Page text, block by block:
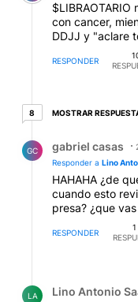
con cancer,
DDJJ y "aclare
RESPONDER
88 respuestas más
MOSTRAR
GC gabriel casas
Responder a Lino
HAHAHA ¿de
cuando esto
presa? ¿que
RESPONDER
1
LA Lino Antonio